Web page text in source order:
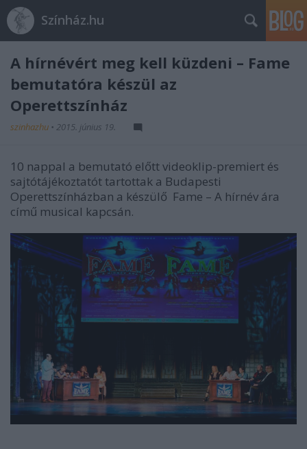
Színház.hu
A hírnévért meg kell küzdeni – Fame
bemutatóra készül az
Operettszínház
szinhazhu • 2015. június 19.
10 nappal a bemutató előtt videoklip-premiert és
sajtótájékoztatót tartottak a Budapesti
Operettszínházban a készülő Fame – A hírnév ára
című musical kapcsán.